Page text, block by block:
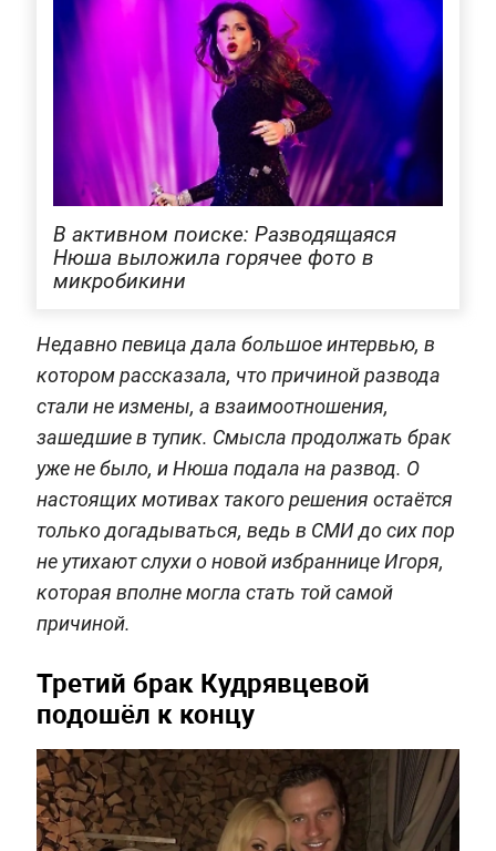
В активном поиске: Разводящаяся
Нюша выложила горячее фото в
микробикини
Недавно певица дала большое интервью, в
котором рассказала, что причиной развода
стали не измены, а взаимоотношения,
зашедшие в тупик. Смысла продолжать брак
уже не было, и Нюша подала на развод. О
настоящих мотивах такого решения остаётся
только догадываться, ведь в СМИ до сих пор
не утихают слухи о новой избраннице Игоря,
которая вполне могла стать той самой
причиной.
Третий брак Кудрявцевой
подошёл к концу